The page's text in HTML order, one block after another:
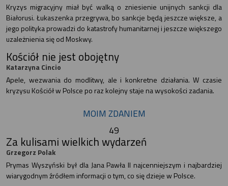
Kryzys migracyjny miał być walką o zniesienie unijnych sankcji dla
Białorusi. Łukaszenka przegrywa, bo sankcje będą jeszcze większe, a
jego polityka prowadzi do katastrofy humanitarnej i jeszcze większego
uzależnienia się od Moskwy.
Kościół nie jest obojętny
Katarzyna Cincio
Apele, wezwania do modlitwy, ale i konkretne działania. W czasie
kryzysu Kościół w Polsce po raz kolejny staje na wysokości zadania.
MOIM ZDANIEM
49
Za kulisami wielkich wydarzeń
Grzegorz Polak
Prymas Wyszyński był dla Jana Pawła II najcenniejszym i najbardziej
wiarygodnym źródłem informacji o tym, co się dzieje w Polsce.